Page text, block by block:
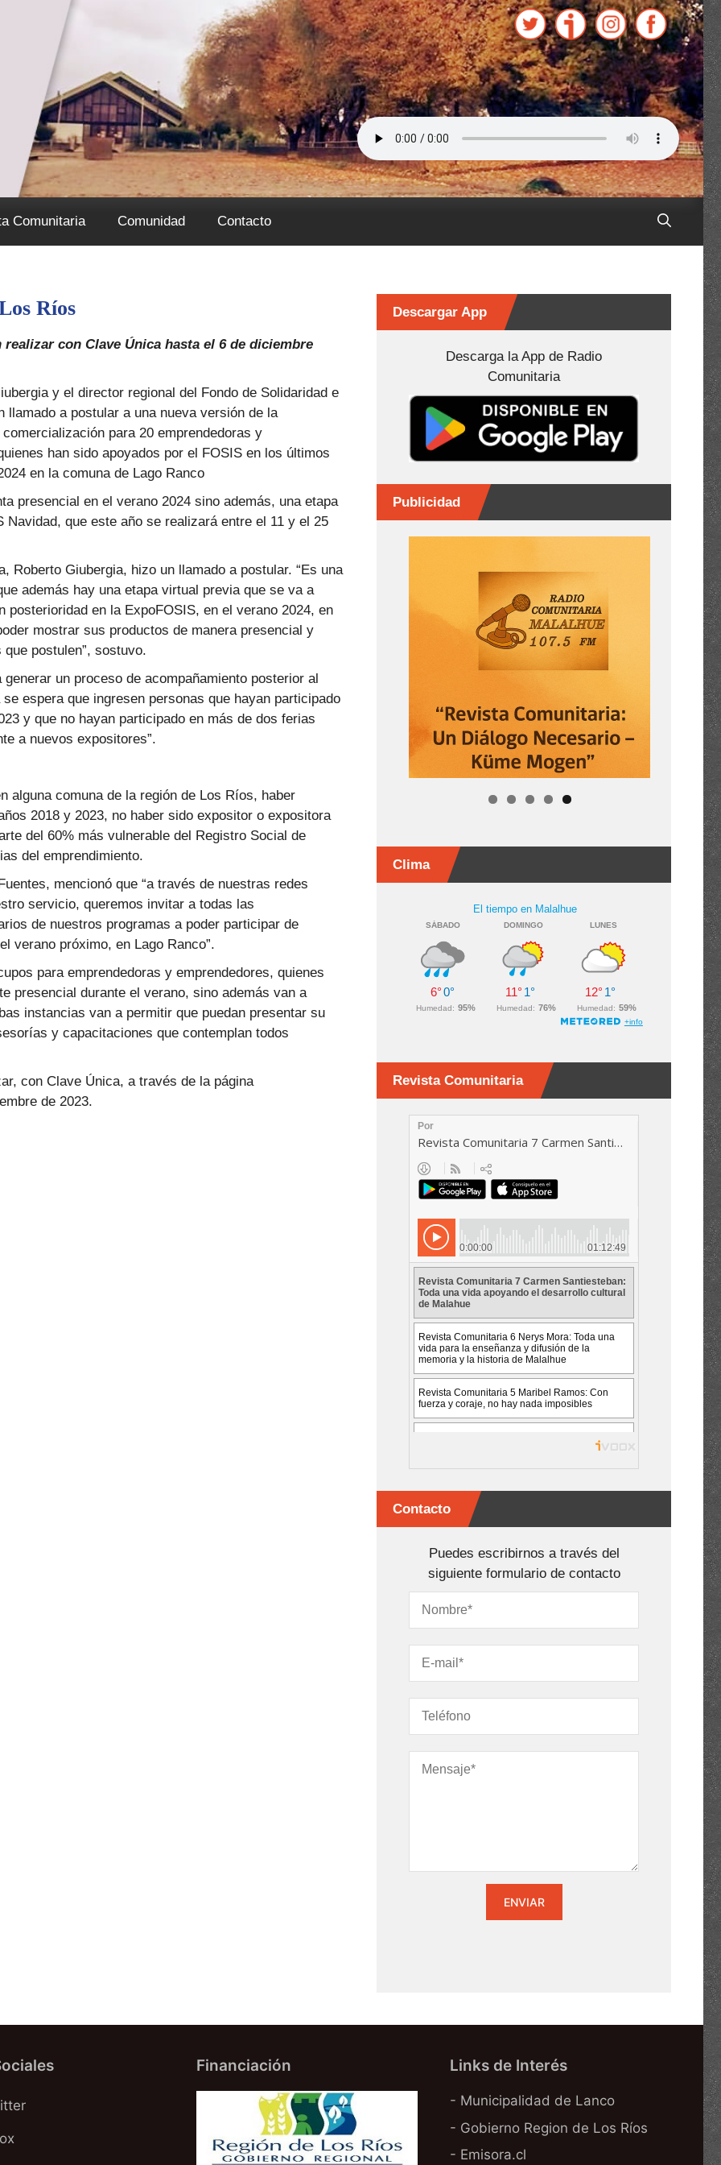
Comunitaria Comunidad Contacto
Ríos
con Clave Única hasta el 6 de diciembre
y el director regional del Fondo de Solidaridad e
a postular a una nueva versión de la
para 20 emprendedoras y
han sido apoyados por el FOSIS en los últimos
en la comuna de Lago Ranco
presencial en el verano 2024 sino además, una etapa
que este año se realizará entre el 11 y el 25
Giubergia, hizo un llamado a postular. “Es una
además hay una etapa virtual previa que se va a
en la ExpoFOSIS, en el verano 2024, en
mostrar sus productos de manera presencial y
postulen”, sostuvo.
un proceso de acompañamiento posterior al
espera que ingresen personas que hayan participado
y que no hayan participado en más de dos ferias
a nuevos expositores”.
alguna comuna de la región de Los Ríos, haber
2018 y 2023, no haber sido expositor o expositora
del 60% más vulnerable del Registro Social de
del emprendimiento.
mencionó que “a través de nuestras redes
servicio, queremos invitar a todas las
de nuestros programas a poder participar de
verano próximo, en Lago Ranco”.
para emprendedoras y emprendedores, quienes
presencial durante el verano, sino además van a
instancias van a permitir que puedan presentar su
y capacitaciones que contemplan todos
con Clave Única, a través de la página
de 2023.
Descargar App
Descarga la App de Radio
Comunitaria
Publicidad
Clima
Revista Comunitaria
Contacto
Puedes escribirnos a través del
siguiente formulario de contacto
Financiación Links de Interés
- Municipalidad de Lanco
- Gobierno Region de Los Ríos
- Emisora.cl